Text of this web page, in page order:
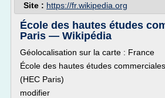
Site : https://fr.wikipedia.org
École des hautes études
Paris — Wikipédia
Géolocalisation sur la carte : France
École des hautes études
(HEC Paris)
modifier